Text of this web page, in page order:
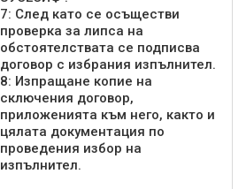
7: След като се осъществи
проверка за липса на
обстоятелствата се подписва
договор с избрания изпълнител.
8: Изпращане копие на
сключения договор,
приложенията към него, както и
цялата документация по
проведения избор на
изпълнител.